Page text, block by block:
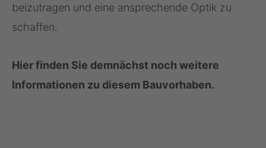
beizutragen und eine ansprechende Optik zu
schaffen.
Hier finden Sie demnächst noch weitere
Informationen zu diesem Bauvorhaben.